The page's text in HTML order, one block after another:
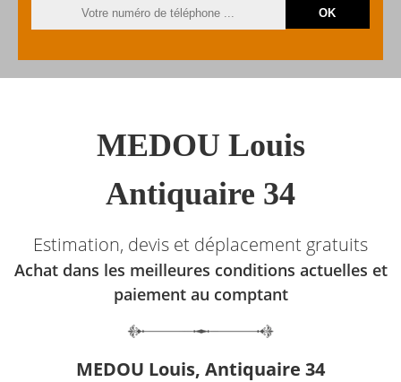
MEDOU Louis
Antiquaire 34
Estimation, devis et déplacement gratuits
Achat dans les meilleures conditions actuelles et
paiement au comptant
MEDOU Louis, Antiquaire 34